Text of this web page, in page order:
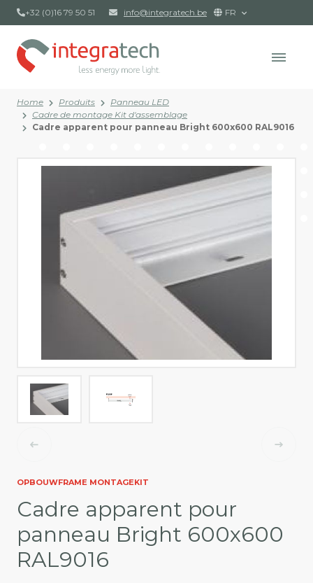
+32 (0)16 79 50 51 info@integratech.be FR
Home Produits
Panneau LED
Cadre de montage Kit d'assemblage
Cadre apparent pour panneau Bright 600x600 RAL9016
OPBOUWFRAME MONTAGEKIT
Cadre apparent pour
panneau Bright 600x600
RAL9016